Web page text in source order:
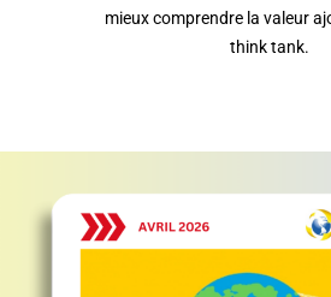
mieux comprendre la valeur
think tank.